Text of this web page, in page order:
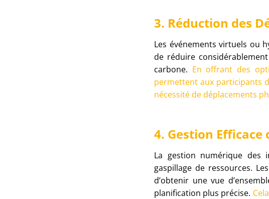
3. Réduction des
Les événements virtuels ou
de réduire
carbone. En offrant des
permettent aux participants
nécessité de déplacements
4. Gestion
La gestion numérique
gaspillage de ressources.
d’obtenir une vue
planification plus précise.